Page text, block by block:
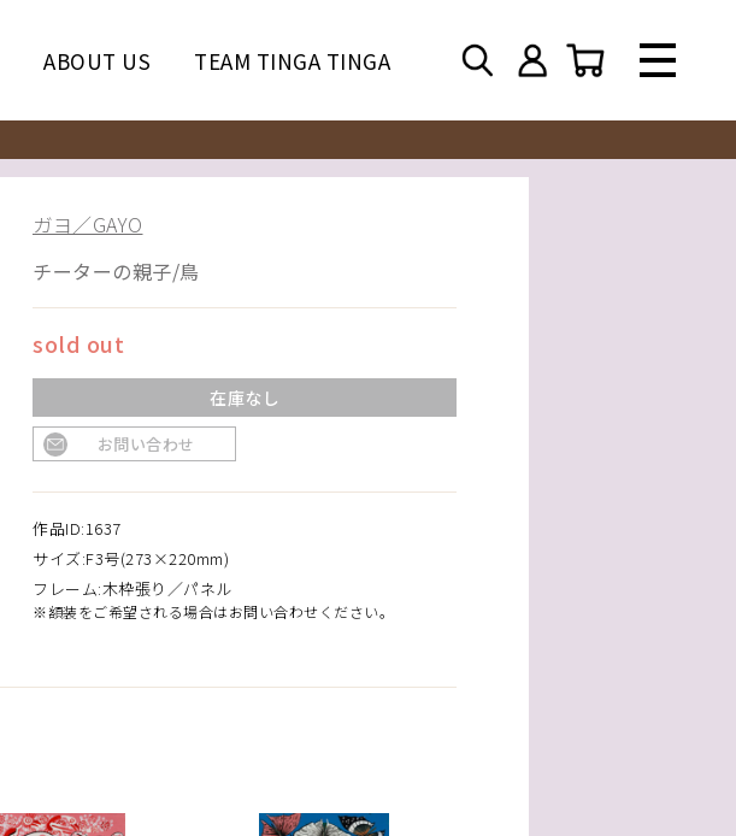
ABOUT US TEAM TINGA TINGA
ガヨ／GAYO
チーターの親子/鳥
sold out
在庫なし
お問い合わせ
作品ID:1637
サイズ:F3号(273×220mm)
フレーム:木枠張り／パネル
※額装をご希望される場合はお問い合わせください。